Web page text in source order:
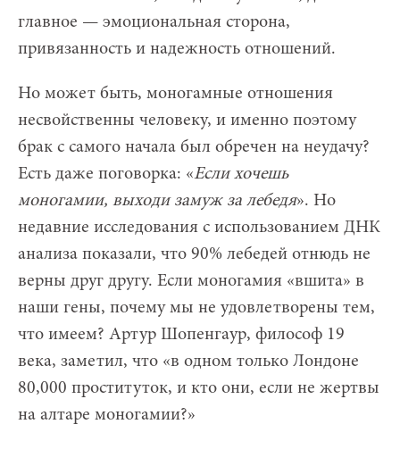
главное — эмоциональная сторона,
привязанность и надежность отношений.
Но может быть, моногамные отношения
несвойственны человеку, и именно поэтому
брак с самого начала был обречен на неудачу?
Есть даже поговорка: «Если хочешь
моногамии, выходи замуж за лебедя». Но
недавние исследования с использованием ДНК
анализа показали, что 90% лебедей отнюдь не
верны друг другу. Если моногамия «вшита» в
наши гены, почему мы не удовлетворены тем,
что имеем? Артур Шопенгаур, философ 19
века, заметил, что «в одном только Лондоне
80,000 проституток, и кто они, если не жертвы
на алтаре моногамии?»